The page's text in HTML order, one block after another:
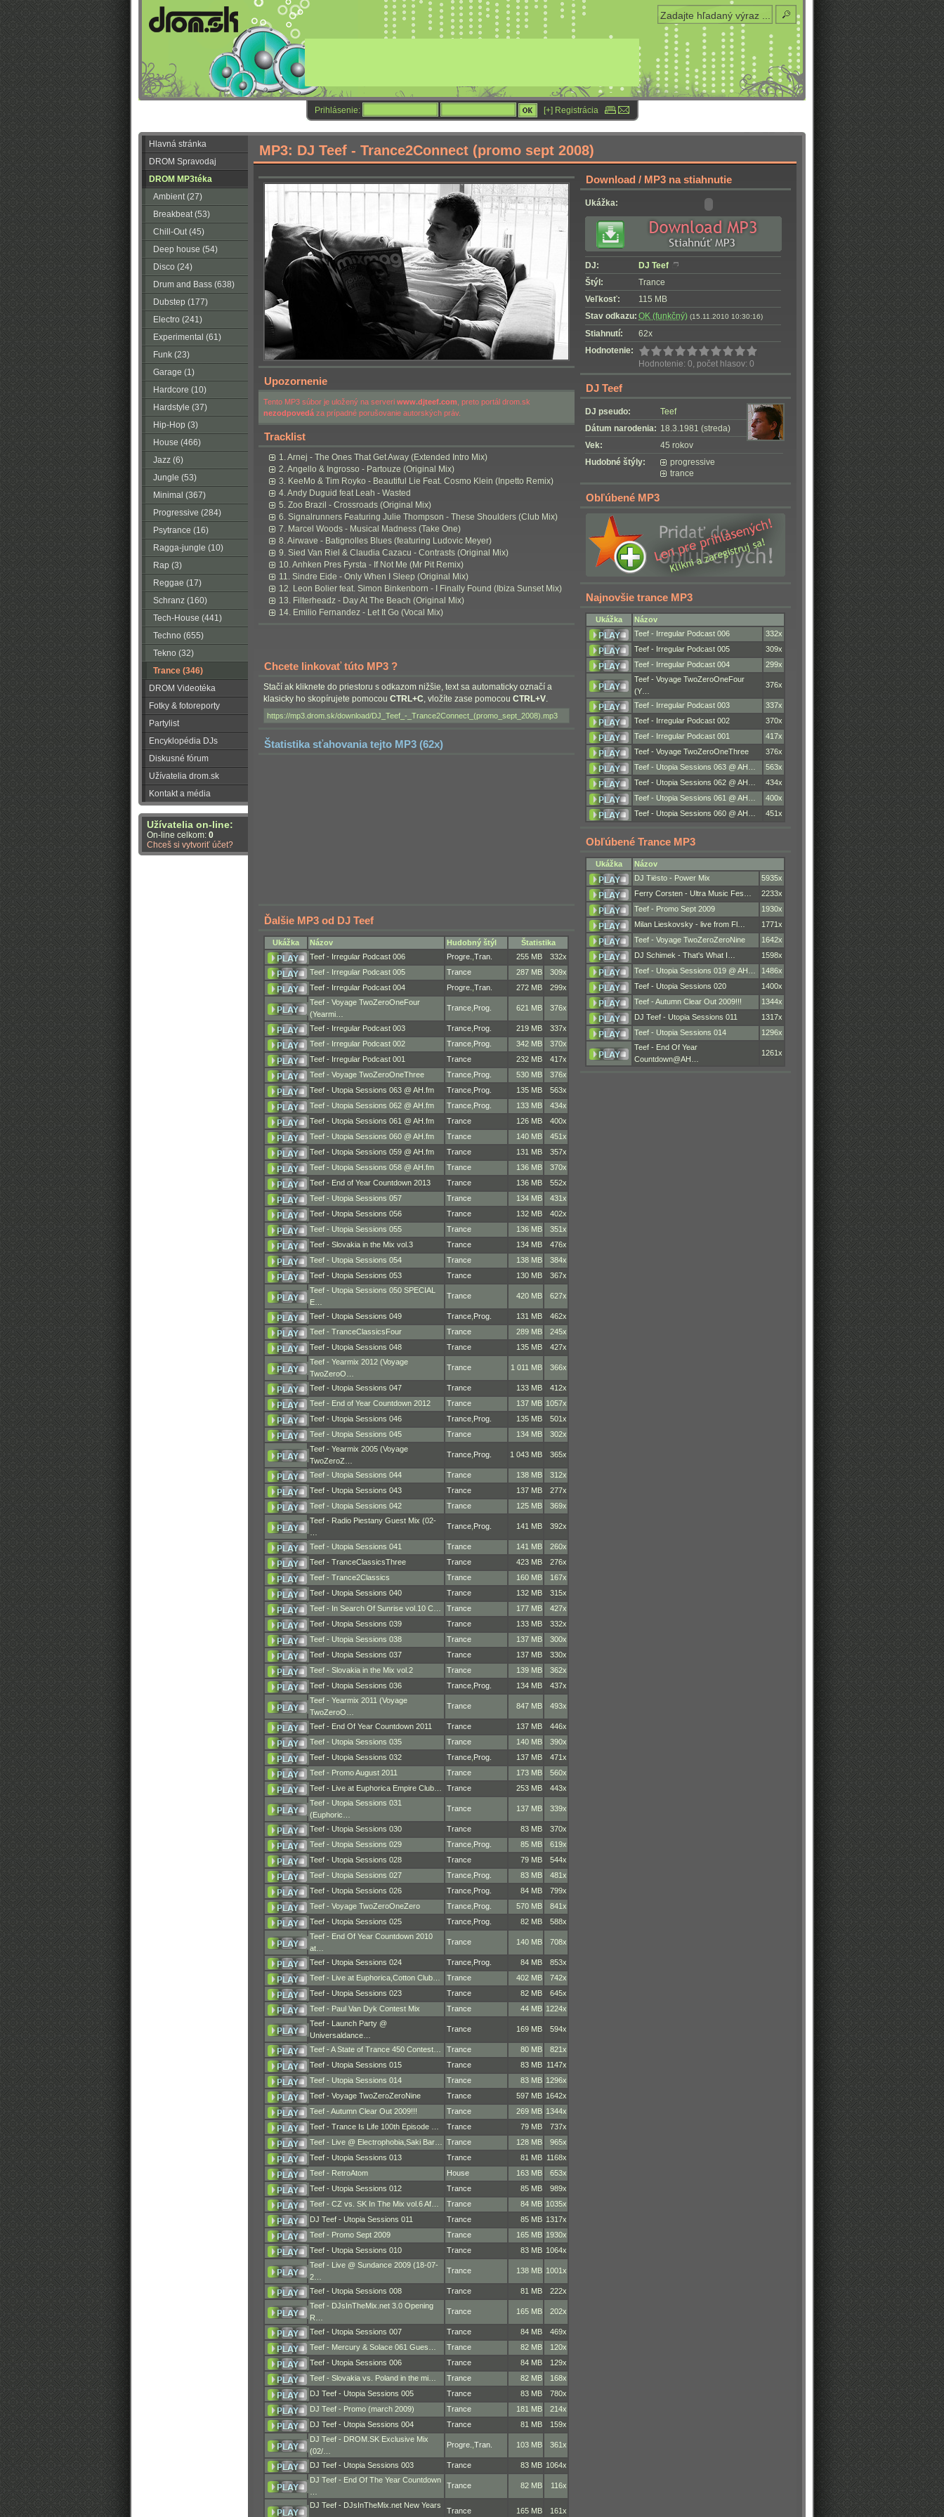
Prihlásenie: [+] Registrácia
Hlavná stránka
DROM Spravodaj
DROM MP3téka
Ambient (27)
Breakbeat (53)
Chill-Out (45)
Deep house (54)
Disco (24)
Drum and Bass (638)
Dubstep (177)
Electro (241)
Experimental (61)
Funk (23)
Garage (1)
Hardcore (10)
Hardstyle (37)
Hip-Hop (3)
House (466)
Jazz (6)
Jungle (53)
Minimal (367)
Progressive (284)
Psytrance (16)
Ragga-jungle (10)
Rap (3)
Reggae (17)
Schranz (160)
Tech-House (441)
Techno (655)
Tekno (32)
Trance (346)
DROM Videotéka
Fotky & fotoreporty
Partylist
Encyklopédia DJs
Diskusné fórum
Užívatelia drom.sk
Kontakt a média
Užívatelia on-line:
On-line celkom: 0
Chceš si vytvoriť účet?
MP3: DJ Teef - Trance2Connect (promo sept 2008)
Upozornenie
Tento MP3 súbor je uložený na serveri www.djteef.com , preto portál drom.sk
nezodpovedá za prípadné porušovanie autorských práv.
Tracklist
1. Arnej - The Ones That Get Away (Extended Intro Mix)
2. Angello & Ingrosso - Partouze (Original Mix)
3. KeeMo & Tim Royko - Beautiful Lie Feat. Cosmo Klein (Inpetto Remix)
4. Andy Duguid feat Leah - Wasted
5. Zoo Brazil - Crossroads (Original Mix)
6. Signalrunners Featuring Julie Thompson - These Shoulders (Club Mix)
7. Marcel Woods - Musical Madness (Take One)
8. Airwave - Batignolles Blues (featuring Ludovic Meyer)
9. Sied Van Riel & Claudia Cazacu - Contrasts (Original Mix)
10. Anhken Pres Fyrsta - If Not Me (Mr Pit Remix)
11. Sindre Eide - Only When I Sleep (Original Mix)
12. Leon Bolier feat. Simon Binkenborn - I Finally Found (Ibiza Sunset Mix)
13. Filterheadz - Day At The Beach (Original Mix)
14. Emilio Fernandez - Let It Go (Vocal Mix)
Chcete linkovať túto MP3 ?
Stačí ak kliknete do priestoru s odkazom nižšie, text sa automaticky označí a
klasicky ho skopírujete pomocou CTRL+C, vložíte zase pomocou CTRL+V.
Štatistika sťahovania tejto MP3 (62x)
Ďalšie MP3 od DJ Teef
Ukážka Názov Hudobný štýl
Štatistika
Teef - Irregular Podcast 006
Progre. Tran. 255 MB
332x
Teef - Irregular Podcast 005
Trance 287 MB
309x
Teef - Irregular Podcast 004
Progre. Tran. 272 MB
299x
Teef - Voyage TwoZeroOneFour
(Yearmi…
Trance Prog. 621 MB 376x
Teef - Irregular Podcast 003 Trance Prog. 219 MB
337x
Teef - Irregular Podcast 002
Trance Prog. 342 MB
370x
Teef - Irregular Podcast 001
Trance 232 MB
417x
Teef - Voyage TwoZeroOneThree
Trance Prog. 530 MB
376x
Teef - Utopia Sessions 063 @ AH.fm
Trance Prog. 135 MB
563x
Teef - Utopia Sessions 062 @ AH.fm
Trance Prog. 133 MB
434x
Teef - Utopia Sessions 061 @ AH.fm
Trance 126 MB
400x
Teef - Utopia Sessions 060 @ AH.fm
Trance 140 MB
451x
Teef - Utopia Sessions 059 @ AH.fm
Trance 131 MB
357x
Teef - Utopia Sessions 058 @ AH.fm
Trance 136 MB
370x
Teef - End of Year Countdown 2013
Trance 136 MB
552x
Teef - Utopia Sessions 057
Trance 134 MB
431x
Teef - Utopia Sessions 056
Trance 132 MB
402x
Teef - Utopia Sessions 055
Trance 136 MB
351x
Teef - Slovakia in the Mix vol.3
Trance 134 MB
476x
Teef - Utopia Sessions 054
Trance 138 MB
384x
Teef - Utopia Sessions 053
Trance 130 MB
367x
Teef - Utopia Sessions 050 SPECIAL
E…
Trance 420 MB 627x
Teef - Utopia Sessions 049 Trance Prog. 131 MB
462x
Teef - TranceClassicsFour
Trance 289 MB
245x
Teef - Utopia Sessions 048
Trance 135 MB
427x
Teef - Yearmix 2012 (Voyage
TwoZeroO…
Trance 1 011 MB 366x
Teef - Utopia Sessions 047 Trance 133 MB
412x
Teef - End of Year Countdown 2012
Trance 137 MB 1057x
Teef - Utopia Sessions 046
Trance Prog. 135 MB
501x
Teef - Utopia Sessions 045
Trance 134 MB
302x
Teef - Yearmix 2005 (Voyage
TwoZeroZ…
Trance Prog. 1 043 MB 365x
Teef - Utopia Sessions 044 Trance 138 MB
312x
Teef - Utopia Sessions 043
Trance 137 MB
277x
Teef - Utopia Sessions 042
Trance 125 MB
369x
Teef - Radio Piestany Guest Mix (02-
Trance Prog. 141 MB 392x
Teef - Utopia Sessions 041 Trance 141 MB
260x
Teef - TranceClassicsThree
Trance 423 MB
276x
Teef - Trance2Classics
Trance 160 MB
167x
Teef - Utopia Sessions 040
Trance 132 MB
315x
Teef - In Search Of Sunrise vol.10 C…
Trance 177 MB
427x
Teef - Utopia Sessions 039
Trance 133 MB
332x
Teef - Utopia Sessions 038
Trance 137 MB
300x
Teef - Utopia Sessions 037
Trance 137 MB
330x
Teef - Slovakia in the Mix vol.2
Trance 139 MB
362x
Teef - Utopia Sessions 036
Trance Prog. 134 MB
437x
Teef - Yearmix 2011 (Voyage
TwoZeroO…
Trance 847 MB 493x
Teef - End Of Year Countdown 2011 Trance 137 MB
446x
Teef - Utopia Sessions 035
Trance 140 MB
390x
Teef - Utopia Sessions 032
Trance Prog. 137 MB
471x
Teef - Promo August 2011
Trance 173 MB
560x
Teef - Live at Euphorica Empire Club…
Trance 253 MB
443x
Teef - Utopia Sessions 031
(Euphoric…
Trance 137 MB 339x
Teef - Utopia Sessions 030 Trance 83 MB
370x
Teef - Utopia Sessions 029
Trance Prog. 85 MB
619x
Teef - Utopia Sessions 028
Trance 79 MB
544x
Teef - Utopia Sessions 027
Trance Prog. 83 MB
481x
Teef - Utopia Sessions 026
Trance Prog. 84 MB
799x
Teef - Voyage TwoZeroOneZero
Trance Prog. 570 MB
841x
Teef - Utopia Sessions 025
Trance Prog. 82 MB
588x
Teef - End Of Year Countdown 2010
at…
Trance 140 MB 708x
Teef - Utopia Sessions 024 Trance Prog. 84 MB
853x
Teef - Live at Euphorica,Cotton Club…
Trance 402 MB
742x
Teef - Utopia Sessions 023
Trance 82 MB
645x
Teef - Paul Van Dyk Contest Mix
Trance 44 MB 1224x
Teef - Launch Party @
Universaldance…
Trance 169 MB 594x
Teef - A State of Trance 450 Contest… Trance 80 MB
821x
Teef - Utopia Sessions 015
Trance 83 MB 1147x
Teef - Utopia Sessions 014
Trance 83 MB 1296x
Teef - Voyage TwoZeroZeroNine
Trance 597 MB 1642x
Teef - Autumn Clear Out 2009!!!
Trance 269 MB 1344x
Teef - Trance Is Life 100th Episode …
Trance 79 MB
737x
Teef - Live @ Electrophobia,Saki Bar…
Trance 128 MB
965x
Teef - Utopia Sessions 013
Trance 81 MB 1168x
Teef - RetroAtom
House 163 MB
653x
Teef - Utopia Sessions 012
Trance 85 MB
989x
Teef - CZ vs. SK In The Mix vol.6 Af…
Trance 84 MB 1035x
DJ Teef - Utopia Sessions 011
Trance 85 MB 1317x
Teef - Promo Sept 2009
Trance 165 MB 1930x
Teef - Utopia Sessions 010
Trance 83 MB 1064x
Teef - Live @ Sundance 2009 (18-07-
2…
Trance 138 MB 1001x
Teef - Utopia Sessions 008 Trance 81 MB
222x
Teef - DJsInTheMix.net 3.0 Opening
R…
Trance 165 MB 202x
Teef - Utopia Sessions 007 Trance 84 MB
469x
Teef - Mercury & Solace 061 Gues…
Trance 82 MB
120x
Teef - Utopia Sessions 006
Trance 84 MB
129x
Teef - Slovakia vs. Poland in the mi…
Trance 82 MB
168x
DJ Teef - Utopia Sessions 005
Trance 83 MB
780x
DJ Teef - Promo (march 2009)
Trance 181 MB
214x
DJ Teef - Utopia Sessions 004
Trance 81 MB
159x
DJ Teef - DROM.SK Exclusive Mix
(02/…
Progre. Tran. 103 MB 361x
DJ Teef - Utopia Sessions 003 Trance 83 MB 1064x
DJ Teef - End Of The Year Countdown
Trance 82 MB 116x
DJ Teef - DJsInTheMix.net New Years
Trance 165 MB 161x
Download / MP3 na stiahnutie
Ukážka:
DJ: DJ Teef
Štýl:
Trance
Veľkosť:
115 MB
Stav odkazu: OK (funkčný) (15.11.2010 10:30:16)
Stiahnutí:
62x
Hodnotenie:
Hodnotenie: 0, počet hlasov: 0
DJ Teef
DJ pseudo:
Teef
Dátum narodenia: 18.3.1981 (streda)
Vek:
45 rokov
Hudobné štýly:
progressive
trance
Obľúbené MP3
Najnovšie trance MP3
Ukážka
Názov
Teef - Irregular Podcast 006
332x
Teef - Irregular Podcast 005
309x
Teef - Irregular Podcast 004
299x
Teef - Voyage TwoZeroOneFour
(Y…
376x
Teef - Irregular Podcast 003
337x
Teef - Irregular Podcast 002
370x
Teef - Irregular Podcast 001
417x
Teef - Voyage TwoZeroOneThree
376x
Teef - Utopia Sessions 063 @ AH…
563x
Teef - Utopia Sessions 062 @ AH…
434x
Teef - Utopia Sessions 061 @ AH…
400x
Teef - Utopia Sessions 060 @ AH…
451x
Obľúbené Trance MP3
Ukážka
Názov
DJ Tiësto - Power Mix
5935x
Ferry Corsten - Ultra Music Fes…
2233x
Teef - Promo Sept 2009
1930x
Milan Lieskovsky - live from Fl…
1771x
Teef - Voyage TwoZeroZeroNine
1642x
DJ Schimek - That's What I…
1598x
Teef - Utopia Sessions 019 @ AH…
1486x
Teef - Utopia Sessions 020
1400x
Teef - Autumn Clear Out 2009!!!
1344x
DJ Teef - Utopia Sessions 011
1317x
Teef - Utopia Sessions 014
1296x
Teef - End Of Year
Countdown@AH…
1261x